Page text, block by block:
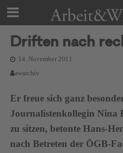
Driften nach
14. November 2011
awarchiv
Er freue sich ganz
Journalistenkollegin Nina
zu sitzen, betonte Hans-
nach Betreten der ÖGB-